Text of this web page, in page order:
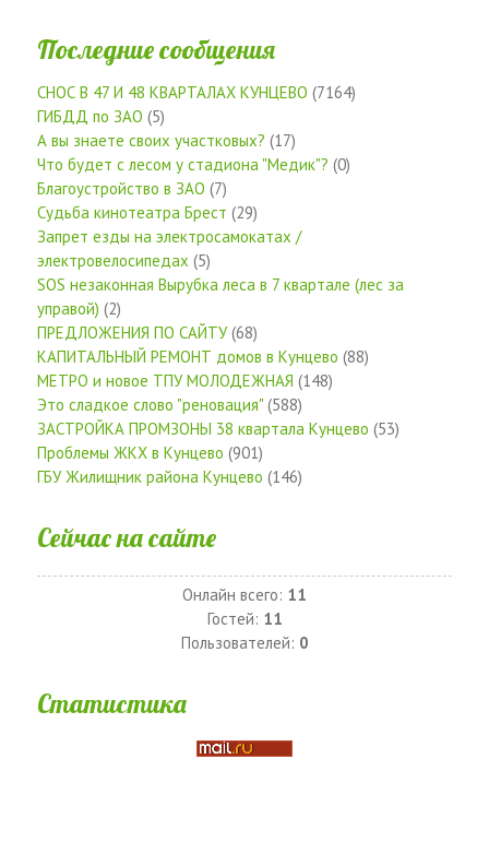
Последние сообщения
СНОС В 47 И 48 КВАРТАЛАХ КУНЦЕВО (7164)
ГИБДД по ЗАО (5)
А вы знаете своих участковых? (17)
Что будет с лесом у стадиона "Медик"? (0)
Благоустройство в ЗАО (7)
Судьба кинотеатра Брест (29)
Запрет езды на электросамокатах /
электровелосипедах (5)
SOS незаконная Вырубка леса в 7 квартале (лес за
управой) (2)
ПРЕДЛОЖЕНИЯ ПО САЙТУ(68)
КАПИТАЛЬНЫЙ РЕМОНТ домов в Кунцево (88)
МЕТРО и новое ТПУ МОЛОДЕЖНАЯ (148)
Это сладкое слово "реновация" (588)
ЗАСТРОЙКА ПРОМЗОНЫ 38 квартала Кунцево (53)
Проблемы ЖКХ в Кунцево (901)
ГБУ Жилищник района Кунцево (146)
Сейчас на сайте
Онлайн всего: 11
Гостей: 11
Пользователей: 0
Статистика